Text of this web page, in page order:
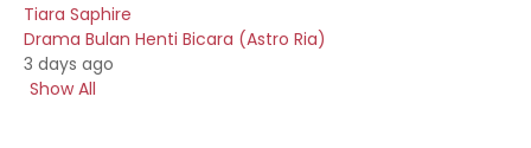
Tiara Saphire
Drama Bulan Henti Bicara (Astro Ria)
3 days ago
Show All